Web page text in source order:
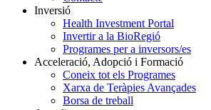
Inversió
Health Investment Portal
Invertir a la BioRegió
Programes per a inversors/es
Acceleració, Adopció i Formació
Coneix tot els Programes
Xarxa de Teràpies Avançades
Borsa de treball